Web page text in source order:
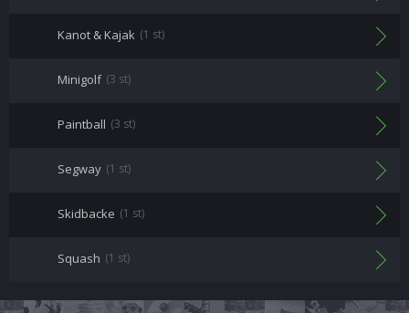
Kanot & Kajak (1 st)
Minigolf (3 st)
Paintball (3 st)
Segway (1 st)
Skidbacke (1 st)
Squash (1 st)